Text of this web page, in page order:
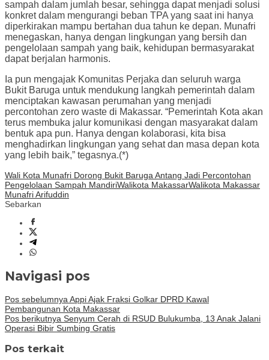
sampah dalam jumlah besar, sehingga dapat menjadi solusi
konkret dalam mengurangi beban TPA yang saat ini hanya
diperkirakan mampu bertahan dua tahun ke depan. Munafri
menegaskan, hanya dengan lingkungan yang bersih dan
pengelolaan sampah yang baik, kehidupan bermasyarakat
dapat berjalan harmonis.
Ia pun mengajak Komunitas Perjaka dan seluruh warga
Bukit Baruga untuk mendukung langkah pemerintah dalam
menciptakan kawasan perumahan yang menjadi
percontohan zero waste di Makassar. “Pemerintah Kota akan
terus membuka jalur komunikasi dengan masyarakat dalam
bentuk apa pun. Hanya dengan kolaborasi, kita bisa
menghadirkan lingkungan yang sehat dan masa depan kota
yang lebih baik,” tegasnya.(*)
Wali Kota Munafri Dorong Bukit Baruga Antang Jadi Percontohan
Pengelolaan Sampah MandiriWalikota MakassarWalikota Makassar
Munafri Arifuddin
Sebarkan
Navigasi pos
Pos sebelumnya Appi Ajak Fraksi Golkar DPRD Kawal
Pembangunan Kota Makassar
Pos berikutnya Senyum Cerah di RSUD Bulukumba, 13 Anak Jalani
Operasi Bibir Sumbing Gratis
Pos terkait